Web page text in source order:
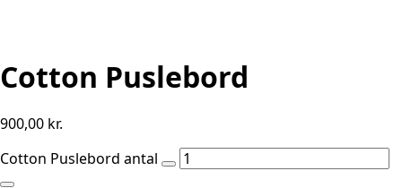
Cotton Puslebord
900,00 kr.
Cotton Puslebord antal